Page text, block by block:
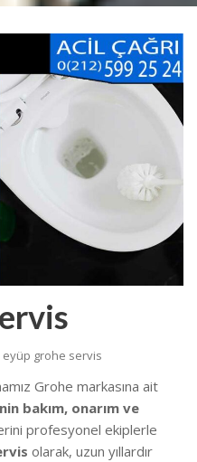
eyüp grohe servis
Grohe markasına ait
bakım, onarım ve
profesyonel ekiplerle
olarak, uzun yıllardır